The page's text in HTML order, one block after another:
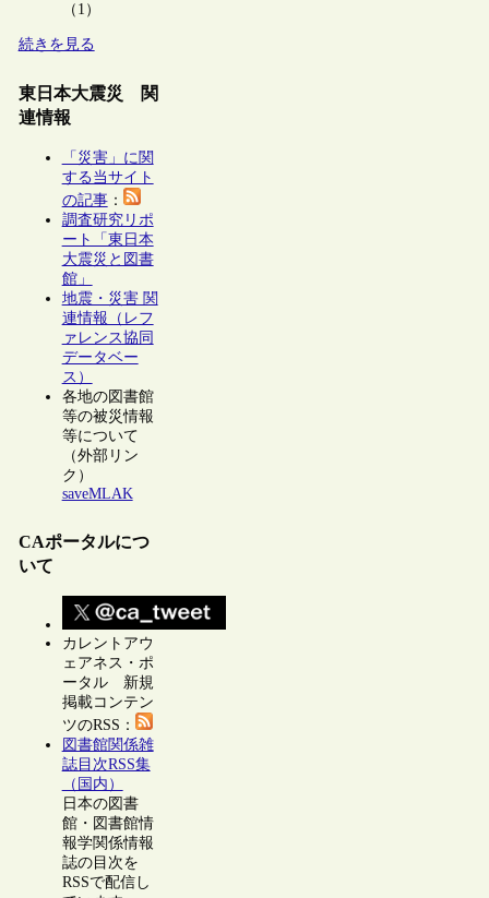
（1）
続きを見る
東日本大震災 関
連情報
「災害」に関
する当サイト
の記事：
調査研究リポ
ート「東日本
大震災と図書
館」
地震・災害 関
連情報（レフ
ァレンス協同
データベー
ス）
各地の図書館
等の被災情報
等について
（外部リン
ク）
saveMLAK
CAポータルにつ
いて
カレントアウ
ェアネス・ポ
ータル 新規
掲載コンテン
ツのRSS：
図書館関係雑
誌目次RSS集
（国内）
日本の図書
館・図書館情
報学関係情報
誌の目次を
RSSで配信し